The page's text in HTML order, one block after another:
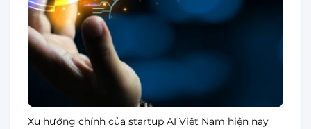
Xu hướng chính của startup AI Việt Nam hiện nay